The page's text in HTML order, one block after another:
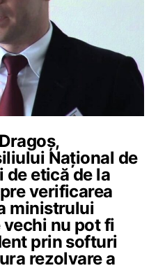
Național de
de etică de la
verificarea
ministrului
vechi nu pot fi
prin softuri
rezolvare a